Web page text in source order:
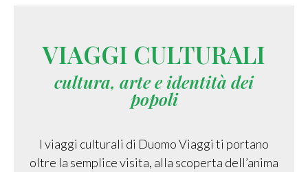
VIAGGI CULTURALI
cultura, arte e identità dei
popoli
I viaggi culturali di Duomo Viaggi ti portano
oltre la semplice visita, alla scoperta dell’anima